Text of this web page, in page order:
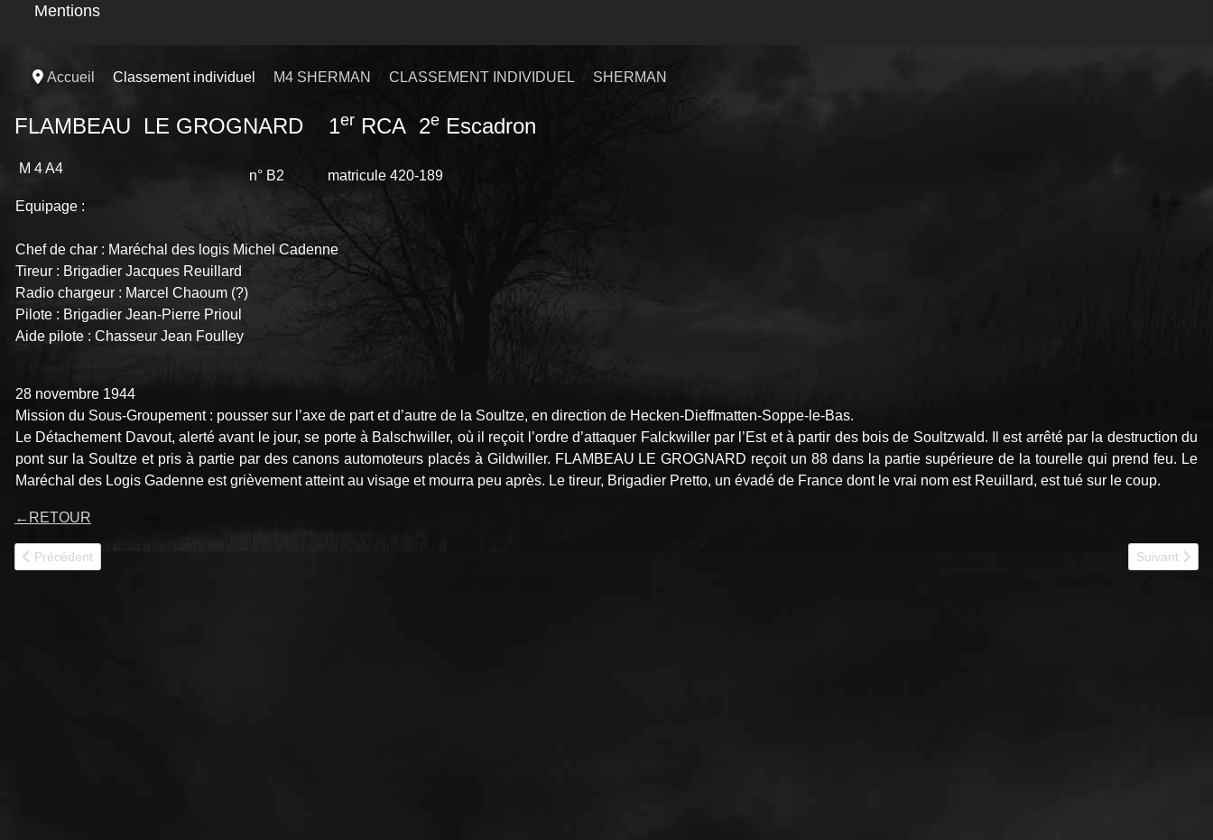
Mentions
Accueil Classement individuel M4 SHERMAN CLASSEMENT INDIVIDUEL SHERMAN
FLAMBEAU LE GROGNARD 1er RCA 2e Escadron
M 4 A4
n° B2 matricule 420-189
Equipage :
Chef de char : Maréchal des logis Michel Cadenne
Tireur : Brigadier Jacques Reuillard
Radio chargeur : Marcel Chaoum (?)
Pilote : Brigadier Jean-Pierre Prioul
Aide pilote : Chasseur Jean Foulley
28 novembre 1944
Mission du Sous-Groupement : pousser sur l’axe de part et d’autre de la Soultze, en direction de Hecken-Dieffmatten-Soppe-le-Bas.
Le Détachement Davout, alerté avant le jour, se porte à Balschwiller, où il reçoit l’ordre d’attaquer Falckwiller par l’Est et à partir des bois de Soultzwald. Il est arrêté par la destruction du
pont sur la Soultze et pris à partie par des canons automoteurs placés à Gildwiller. FLAMBEAU LE GROGNARD reçoit un 88 dans la partie supérieure de la tourelle qui prend feu. Le
Maréchal des Logis Gadenne est grièvement atteint au visage et mourra peu après. Le tireur, Brigadier Pretto, un évadé de France dont le vrai nom est Reuillard, est tué sur le coup.
← RETOUR
Article précédent : FLAMBEAU LE GROGNARD II 1RCA
Précédent Article
Suivant